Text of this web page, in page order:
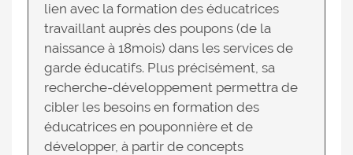
lien avec la formation des éducatrices
travaillant auprès des poupons (de la
naissance à 18mois) dans les services de
garde éducatifs. Plus précisément, sa
recherche-développement permettra de
cibler les besoins en formation des
éducatrices en pouponnière et de
développer, à partir de concepts